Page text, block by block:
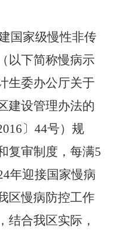
国家级慢性非传
以下简称慢病示
生委办公厅关于
建设管理办法的
〕44号）规
复审制度，每满5
年迎接国家慢病
区慢病防控工作
结合我区实际，